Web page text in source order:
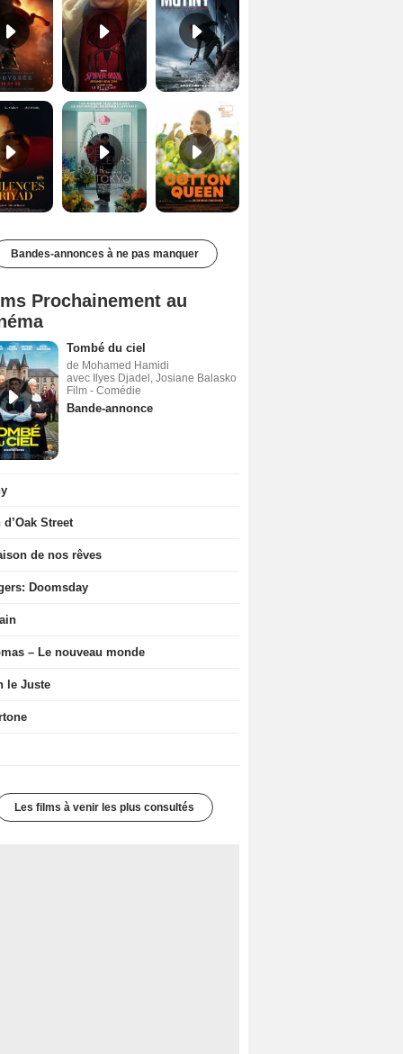
Les Silences de Riyad Bande-annonce VO STFR Cotton Queen Bande-annonce VO STFR
Bandes-annonces à ne pas manquer
Prochainement au
Tombé du ciel
de Mohamed Hamidi
avec Ilyes Djadel, Josiane Balasko
Film - Comédie
Bande-annonce
d’Oak Street
de nos rêves
Doomsday
– Le nouveau monde
le Juste
Les films à venir les plus consultés